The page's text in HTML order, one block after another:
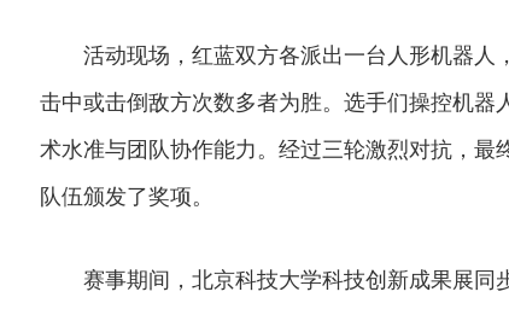
活动现场，红蓝双方各派出一台人形机器人
击中或击倒敌方次数多者为胜。选手们操控机器
术水准与团队协作能力。经过三轮激烈对抗，最
队伍颁发了奖项。
赛事期间，北京科技大学科技创新成果展同